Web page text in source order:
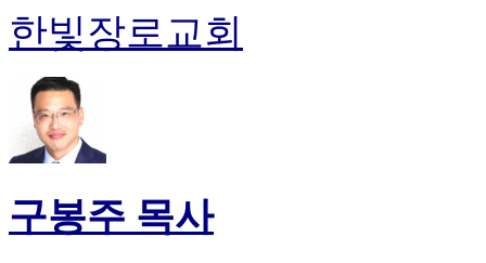
한빛장로교회
구봉주 목사